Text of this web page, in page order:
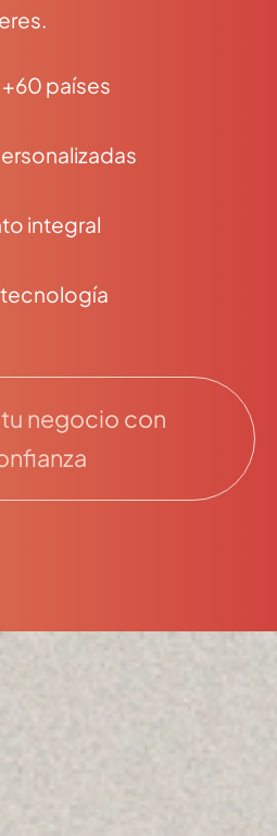
países
integral
negocio con